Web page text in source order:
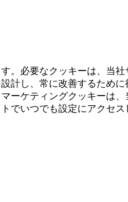
必要なクッキーは、当
計し、常に改善するため
ケティングクッキーは
いつでも設定にアクセ